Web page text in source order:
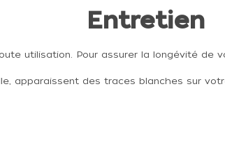
Entretien
utilisation.
Pour assurer la longévité de
apparaissent des traces blanches sur